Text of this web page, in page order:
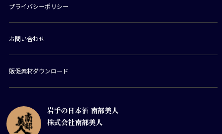
岩手の日本酒 南部美人
株式会社南部美人
プライバシーポリシー
お問い合わせ
販促素材ダウンロード